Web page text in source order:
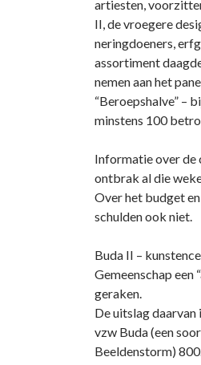
artiesten,
II, de vroegere
neringdoeners,
assortiment
nemen aan het
“Beroepshalve” –
minstens 100
Informatie over de
ontbrak al die
Over het budget
schulden ook niet.
Buda II –
Gemeenschap een
geraken.
De uitslag daarvan
vzw Buda (een
Beeldenstorm)